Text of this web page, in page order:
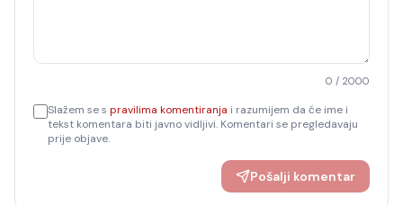
0 / 2000
Slažem se s pravilima komentiranja i razumijem da će ime i
tekst komentara biti javno vidljivi. Komentari se pregledavaju
prije objave.
Pošalji komentar